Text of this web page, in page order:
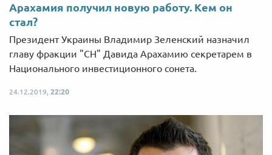
Арахамия получил новую работу. Кем он
стал?
Президент Украины Владимир Зеленский назначил
главу фракции "СН" Давида Арахамию секретарем в
Национального инвестиционного сонета.
24.12.2019, 22:20